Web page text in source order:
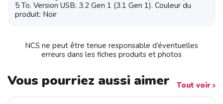
5 To. Version USB: 3.2 Gen 1 (3.1 Gen 1). Couleur du
produit: Noir
NCS ne peut être tenue responsable d’éventuelles
erreurs dans les fiches produits et photos
Vous pourriez aussi aimer Tout voir